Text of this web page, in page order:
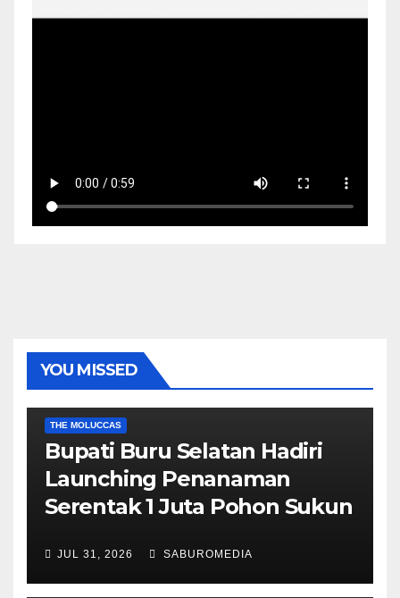
YOU MISSED
THE MOLUCCAS
Bupati Buru Selatan Hadiri
Launching Penanaman
Serentak 1 Juta Pohon Sukun
JUL 31, 2026 SABUROMEDIA
AMBON METRO JURNALISME AKTIVIS
POLITIK & PEMERINTAHAN